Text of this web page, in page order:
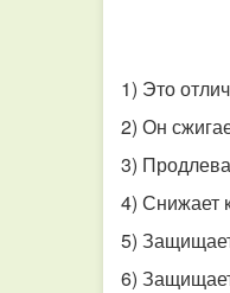
1) Это
2) Он
3)
4) Снижает
5)
6)